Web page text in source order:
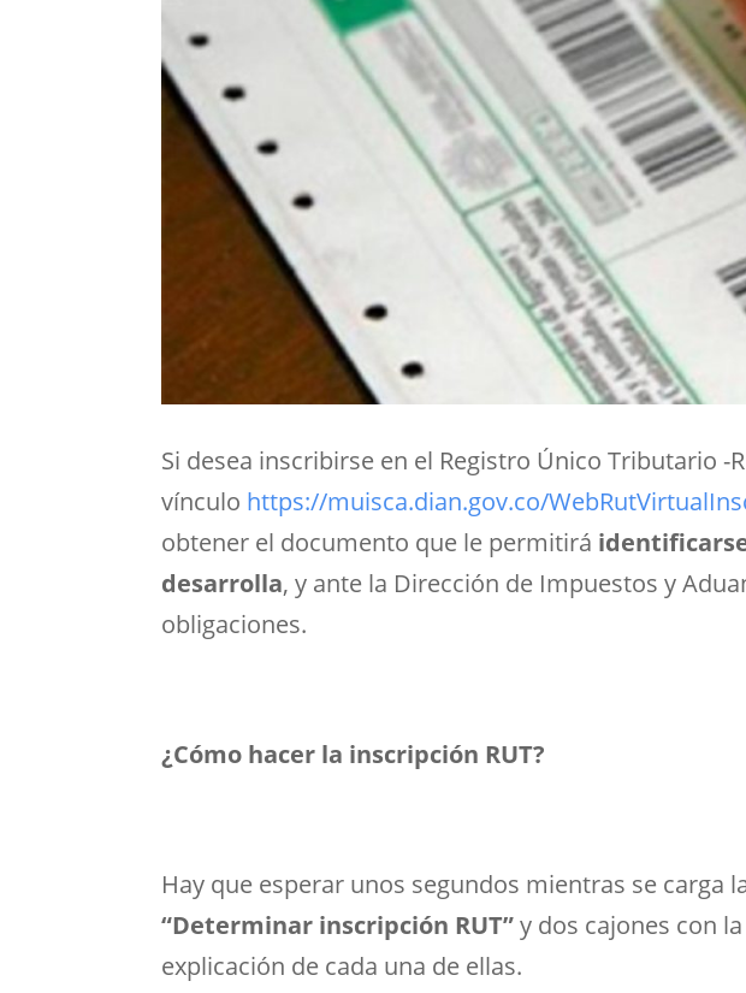
Si desea inscribirse en el Registro Único Tributario
vínculo https://muisca.dian.gov.co/
obtener el documento que le permitirá
desarrolla, y ante la Dirección de Impuestos y
obligaciones.
¿Cómo hacer la inscripción RUT?
Hay que esperar unos segundos mientras se carga
“Determinar inscripción RUT”y dos cajones con
explicación de cada una de ellas.